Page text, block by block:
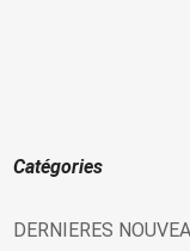
Catégories
DERNIERES